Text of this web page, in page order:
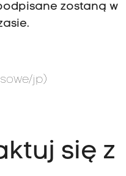
zostaną w
jp)
się z